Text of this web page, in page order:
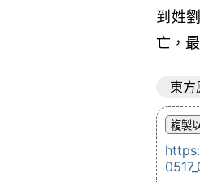
到姓
亡，
東方